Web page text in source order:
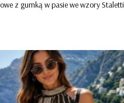
z gumką w pasie we wzory Staletti